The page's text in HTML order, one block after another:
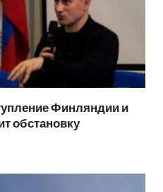
Финляндии и
обстановку